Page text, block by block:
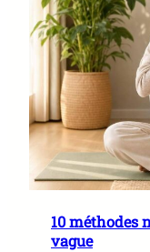
10 méthodes
vague